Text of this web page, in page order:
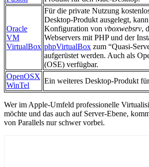
Oracle
VM
VirtualBox
Für die private Nutzung
Desktop-Produkt ausgelegt,
Konfiguration von vboxwebsrv,
Webservers mit PHP und der
phpVirtualBox zum “Quasi-
aufgerüstet werden. Auch als
(OSE) verfügbar.
OpenOSX
WinTel
Ein weiteres Desktop-Produkt
Wer im Apple-Umfeld professionelle
möchte und das auch auf Server-Ebene,
von Parallels nur schwer vorbei.